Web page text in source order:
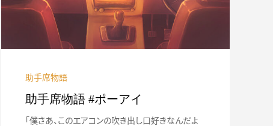
助手席物語
助手席物語 #ポーアイ
「僕さあ、このエアコンの吹き出し口好きなんだよ